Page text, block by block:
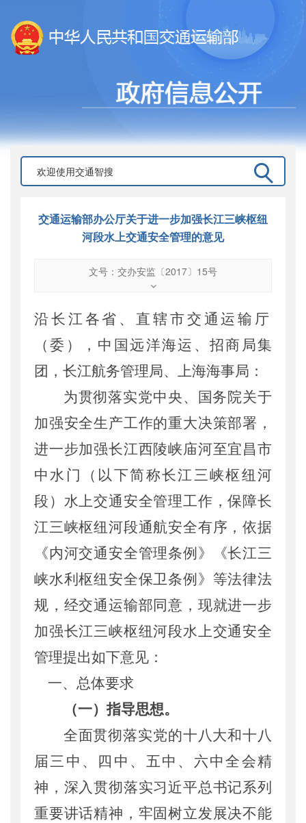
交通运输部办公厅关于进一步加强长江三峡枢纽
河段水上交通安全管理的意见
文号：交办安监〔2017〕15号
交办安监〔2017〕15号
公开日期：2017年02月04日
主题词
：
水上交通;安全管理
主题分类：安全质量
公文类型：部办公厅文件
沿长江各省、直辖市交通运输厅
（委），中国远洋海运、招商局集
团，长江航务管理局、上海海事局：
为贯彻落实党中央、
国务院关于
加强安全生产工作的重大决策部署，
进一步加强长江西陵峡庙河至宜昌市
中水门（以下简称长江三峡枢纽河
段 ） 水上交通安全管理工作 ，保障长
江三峡枢纽河段通航安全有序，依据
《内河交通安全管理条例》
《长江三
峡水利枢纽安全保卫条例》等法律法
规， 经交通运输部同意， 现就进一步
加强长江三峡枢纽河段水上交通安全
管理提出如下意见：
一、总体要求
（一）指导思想。
全面贯彻落实党的十八大和十八
届三中、四中、五中、六中全会精
神， 深入贯彻落实习近平总书记系列
重要讲话精神，牢固树立发展决不能